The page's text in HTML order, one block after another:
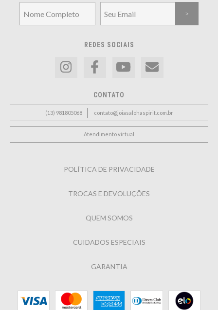
REDES SOCIAIS
CONTATO
(13) 981805068 contato@joiasalohaspirit.com.br
Atendimento virtual
POLÍTICA DE PRIVACIDADE
TROCAS E DEVOLUÇÕES
QUEM SOMOS
CUIDADOS ESPECIAIS
GARANTIA